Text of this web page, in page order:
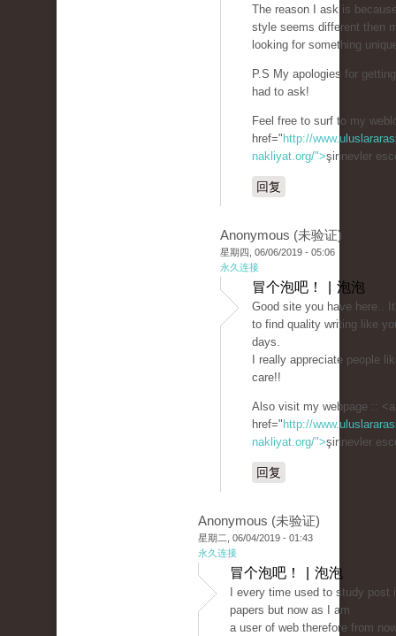
The reason I ask is
style seems different then
looking for something
P.S My apologies for
had to ask!
Feel free to surf to my
href=" http://
nakliyat.org/">şirinevler
回复
Anonymous (未验证)
星期四, 06/06/2019 - 05:06
永久连接
冒个泡吧！ | 泡泡
Good site you have here..
to find quality writing like
days.
I really appreciate people
care!!
Also visit my webpage :: <a
href=" http://
nakliyat.org/">şirinevler
回复
Anonymous (未验证)
星期二, 06/04/2019 - 01:43
永久连接
冒个泡吧！ | 泡泡
I every time used to study post
papers but now as I am
a user of web therefore from